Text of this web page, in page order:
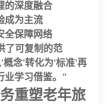
的深度融合
成为主流
全保障网络
了可复制的范
念'转化为'标准'再
业学习借鉴。"
重塑老年旅